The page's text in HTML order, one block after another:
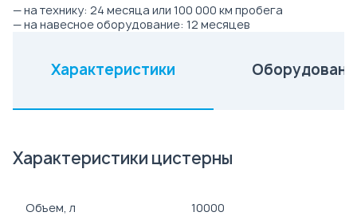
— на технику: 24 месяца или 100 000 км пробега
— на навесное оборудование: 12 месяцев
Характеристики
Характеристики цистерны
Объем, л 10000